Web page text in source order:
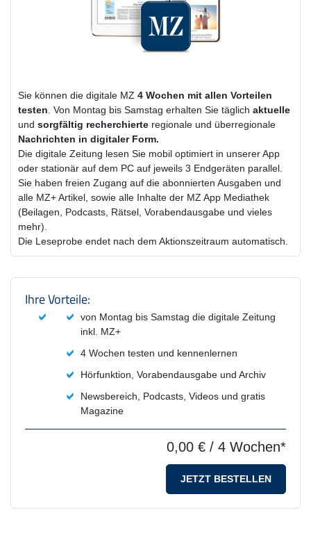
Sie können die digitale MZ 4 Wochen mit allen Vorteilen
testen. Von Montag bis Samstag erhalten Sie täglich aktuelle
und sorgfältig recherchierte regionale und überregionale
Nachrichten in digitaler Form.
Die digitale Zeitung lesen Sie mobil optimiert in unserer App
oder stationär auf dem PC auf jeweils 3 Endgeräten parallel.
Sie haben freien Zugang auf die abonnierten Ausgaben und
alle MZ+ Artikel, sowie alle Inhalte der MZ App Mediathek
(Beilagen, Podcasts, Rätsel, Vorabendausgabe und vieles
mehr).
Die Leseprobe endet nach dem Aktionszeitraum automatisch.
Produktzusammenfassung und
Ihre Vorteile:
von Montag bis Samstag die digitale Zeitung
inkl. MZ+
4 Wochen testen und kennenlernen
Hörfunktion, Vorabendausgabe und Archiv
Newsbereich, Podcasts, Videos und gratis
Magazine
0,00 € / 4 Wochen*
JETZT BESTELLEN